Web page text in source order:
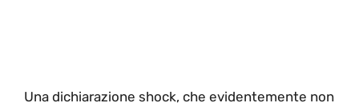
Una dichiarazione shock, che evidentemente non